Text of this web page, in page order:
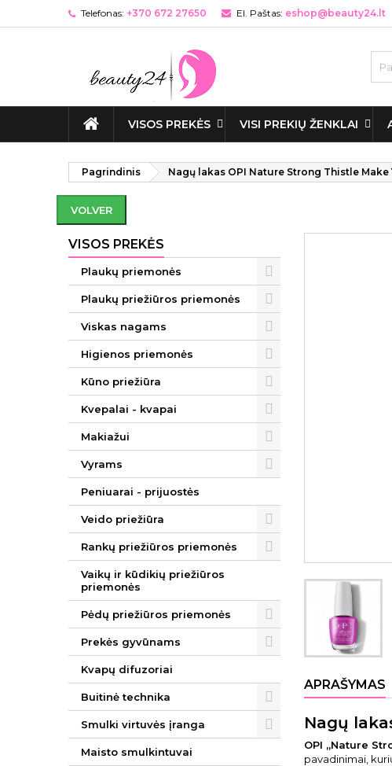
Telefonas: +370 672 27650 El. Paštas: eshop@beauty24.lt
VISOS PREKĖS VISI PREKIŲ ŽENKLAI
Pagrindinis Nagų lakas OPI Nature Strong Thistle Make
VOLVER
VISOS PREKĖS
Plaukų priemonės
Plaukų priežiūros priemonės
Viskas nagams
Higienos priemonės
Kūno priežiūra
Kvepalai - kvapai
Makiažui
Vyrams
Peniuarai - prijuostės
Veido priežiūra
Rankų priežiūros priemonės
Vaikų ir kūdikių priežiūros
priemonės
Pėdų priežiūros priemonės
Prekės gyvūnams
Kvapų difuzoriai
Buitinė technika
Smulki virtuvės įranga
Maisto smulkintuvai
APRAŠYMAS
Nagų
OPI „Nature
pavadinimai,